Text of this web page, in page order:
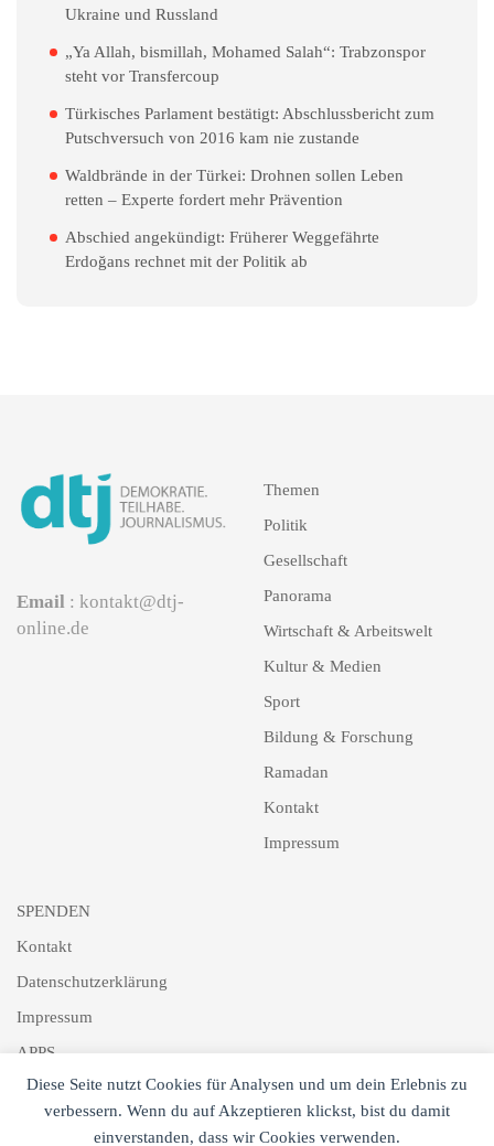
Diese Seite nutzt Cookies für Analysen und um dein Erlebnis zu
verbessern. Wenn du auf Akzeptieren klickst, bist du damit
einverstanden, dass wir Cookies verwenden.
Ukraine und Russland
„Ya Allah, bismillah, Mohamed Salah“: Trabzonspor
steht vor Transfercoup
Türkisches Parlament bestätigt: Abschlussbericht zum
Putschversuch von 2016 kam nie zustande
Waldbrände in der Türkei: Drohnen sollen Leben
retten – Experte fordert mehr Prävention
Abschied angekündigt: Früherer Weggefährte
Erdoğans rechnet mit der Politik ab
Email : kontakt@dtj-
online.de
Themen
Politik
Gesellschaft
Panorama
Wirtschaft & Arbeitswelt
Kultur & Medien
Sport
Bildung & Forschung
Ramadan
Kontakt
Impressum
SPENDEN
Kontakt
Datenschutzerklärung
Impressum
APPS
Schlagworte